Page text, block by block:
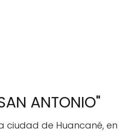
ANTONIO"
ciudad de Huancané, en